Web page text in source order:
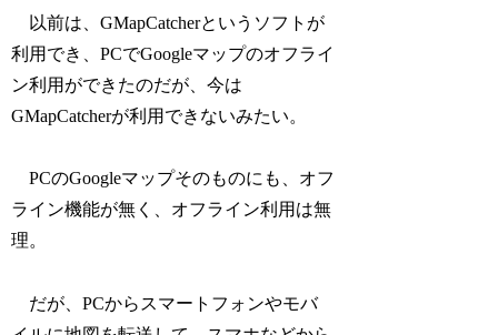
以前は、GMapCatcherというソフトが
利用でき、PCでGoogleマップのオフライ
ン利用ができたのだが、今は
GMapCatcherが利用できないみたい。
PCのGoogleマップそのものにも、オフ
ライン機能が無く、オフライン利用は無
理。
だが、PCからスマートフォンやモバ